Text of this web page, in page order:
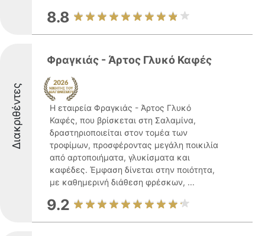
8.8
Διακριθέντες
Φραγκιάς - Άρτος Γλυκό Καφές
Η εταιρεία Φραγκιάς - Άρτος Γλυκό
Καφές, που βρίσκεται στη Σαλαμίνα,
δραστηριοποιείται στον τομέα των
τροφίμων, προσφέροντας μεγάλη ποικιλία
από αρτοποιήματα, γλυκίσματα και
καφέδες. Έμφαση δίνεται στην ποιότητα,
με καθημερινή διάθεση φρέσκων, ...
9.2